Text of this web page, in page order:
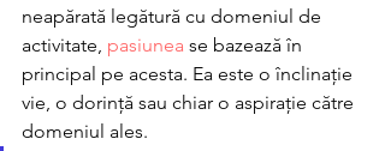
neapărată legătură cu domeniul de
activitate, pasiunea se bazează în
principal pe acesta. Ea este o înclinație
vie, o dorință sau chiar o aspirație către
domeniul ales.